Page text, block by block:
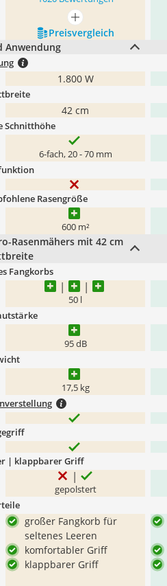
mehr anzeigen
Preis­vergleich
Anwendung
1.800 W
42 cm
Schnitthöhe
6-fach, 20 - 70 mm
Rasengröße
600 m²
Rasenmähers mit 42 cm
Fangkorbs
50 l
95 dB
17,5 kg
| klappbarer Griff
gepolstert
großer Fangkorb für
seltenes Leeren
komfortabler Griff
klappbarer Griff